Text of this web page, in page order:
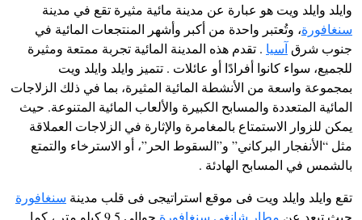
وايلد وايلد ويت هو عبارة عن مدينة مائية مثيرة تقع في مدينة
سنغافورة، وتُعتبر واحدة من أكبر وأشهر المنتجعات المائية في
جنوب شرقآسيا . تقدم هذه المدينة المائية تجربة ممتعة ومثيرة
للجميع، سواء كانوا أفرادًا أو عائلات . تتميز وايلد وايلد ويت
بمجموعة واسعة من الأنشطة المائية المثيرة، بما في ذلك الزلاجات
المائية المتعددة والمسابح الكبيرة والألعاب المائية المتنوعة. حيث
يمكن للزوار الاستمتاع بالمغامرة والإثارة في الزلاجات العملاقة
مثل “الأنفجار البركاني” و”السقوط الحر”، أو الاسترخاء والتمتع
بالشمس في المسابح الهادئة .
تقع وايلد وايلد ويت فى موقع استراتيجى فى قلب مدينة سنغافورة